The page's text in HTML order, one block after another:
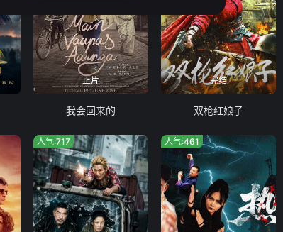
正片
我会回来的
完结
双枪红娘子
人气:717 人气:461